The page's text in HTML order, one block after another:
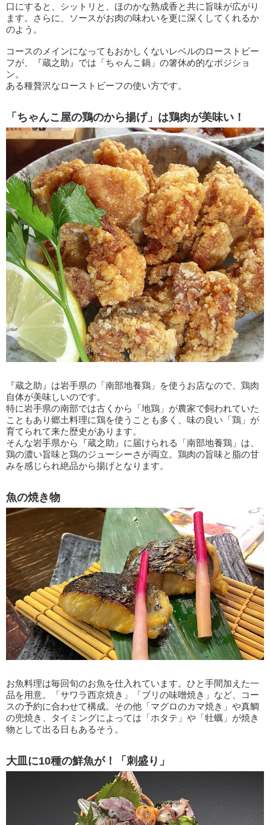
口にすると、シットリと、ほのかな熟成香と共に旨味が広がり
ます。さらに、ソースがお肉の味わいを更に深くしてくれるか
のよう。
コースのメインになってもおかしくないレベルのローストビー
フが、『蔵之助』では「ちゃんこ鍋」の箸休め的なポジショ
ン。
ある種贅沢なローストビーフの使い方です。
「ちゃんこ屋の鶏のから揚げ」は鶏肉が美味い！
『蔵之助』は岩手県の「南部地養鶏」を使うお店なので、鶏肉
自体が美味しいのです。
特に岩手県の南部では古くから「地鶏」が農家で飼われていた
こともあり郷土料理に鶏を使うことも多く、味の良い「鶏」が
育てられて来た歴史があります。
そんな岩手県から『蔵之助』に届けられる「南部地養鶏」は、
鶏の濃い旨味と鶏のジューシーさが両立。鶏肉の旨味と脂の甘
みを感じられ絶品から揚げとなります。
魚の焼き物
お魚料理は毎回旬のお魚を仕入れています。ひと手間加えた一
品を用意。「サワラ西京焼き」「ブリの味噌焼き」など、コー
スの予約に合わせて構成。その他「マグロのカマ焼き」や真鯛
の兜焼き、タイミングによっては「ホタテ」や「牡蠣」が焼き
物として出る日もあるそう。
大皿に10種の鮮魚が！「刺盛り」